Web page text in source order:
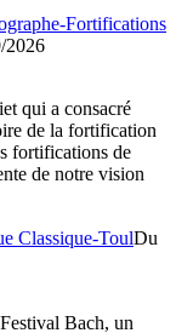
Fortifications
2026
qui a consacré
de la fortification
fortifications de
de notre vision
Classique-ToulDu
Bach, un